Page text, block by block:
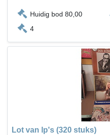
Huidig bod 80,00
4
Lot van lp's (320 stuks)